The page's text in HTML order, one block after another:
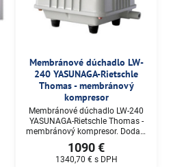
Membránové dúchadlo LW-
240 YASUNAGA-Rietschle
Thomas - membránový
kompresor
Membránové dúchadlo LW-240
YASUNAGA-Rietschle Thomas -
membránový kompresor. Dodací
termín: do 3-4 pracovných dní,
Cena na dopyt.
1090 €
1340,70 € s DPH